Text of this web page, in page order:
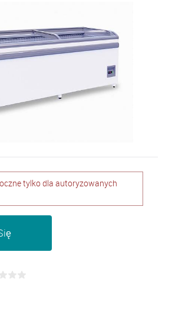
tylko dla autoryzowanych